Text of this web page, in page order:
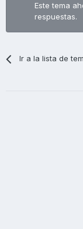
Este tema
respuestas.
Ir a la lista de